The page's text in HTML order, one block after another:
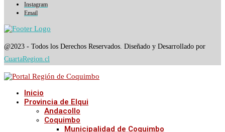
Instagram
Email
@2023 - Todos los Derechos Reservados. Diseñado y Desarrollado por
CuartaRegion.cl
Inicio
Provincia de Elqui
Andacollo
Coquimbo
Municipalidad de Coquimbo